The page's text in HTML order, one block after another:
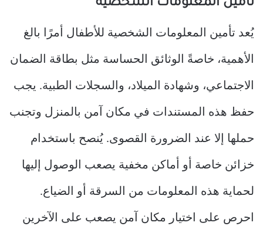
تأمين المعلومات الشخصية
يُعد تأمين المعلومات الشخصية للأطفال أمرًا بالغ
الأهمية، خاصةً الوثائق الحساسة مثل بطاقة الضمان
الاجتماعي، وشهادة الميلاد، والسجلات الطبية. يجب
حفظ هذه المستندات في مكان آمن بالمنزل وتجنب
حملها إلا عند الضرورة القصوى. يُنصح باستخدام
خزائن خاصة أو أماكن مخفية يصعب الوصول إليها
لحماية هذه المعلومات من السرقة أو الضياع.
احرص على اختيار مكان آمن يصعب على الآخرين